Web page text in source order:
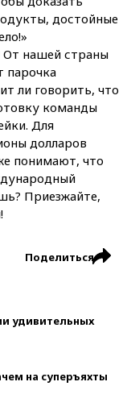
достойные
От нашей страны
парочка
ли говорить, что
команды
Для
долларов
понимают, что
Приезжайте,
Поделиться
удивительных
на суперъяхты